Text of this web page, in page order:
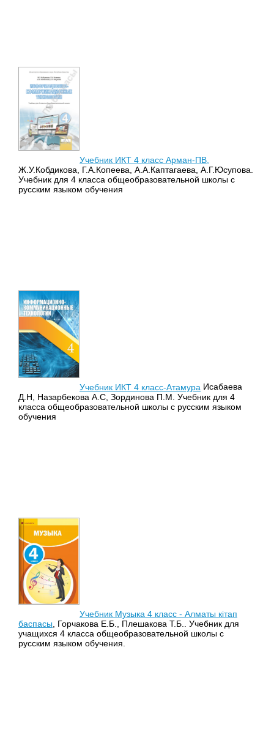
Учебник ИКТ 4 класс Арман-ПВ,
Ж.У.Кобдикова, Г.А.Копеева, А.А.Каптагаева, А.Г.Юсупова.
Учебник для 4 класса общеобразовательной школы с
русским языком обучения
Учебник ИКТ 4 класс-Атамура Исабаева
Д.Н, Назарбекова А.С, Зординова П.М. Учебник для 4
класса общеобразовательной школы с русским языком
обучения
Учебник Музыка 4 класс - Алматы кітап
баспасы , Горчакова Е.Б., Плешакова Т.Б.. Учебник для
учащихся 4 класса общеобразовательной школы с
русским языком обучения.